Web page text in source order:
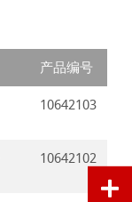
产品编号
10642103
10642102